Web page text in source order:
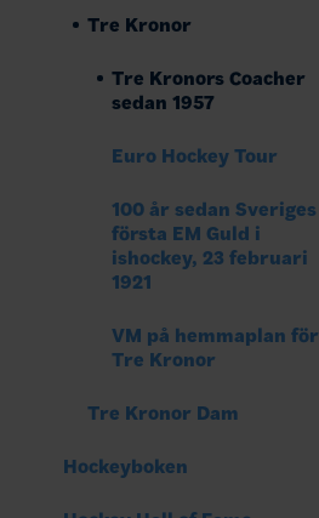
Tre Kronor
Tre Kronors Coacher
sedan 1957
Euro Hockey Tour
100 år sedan Sveriges
första EM Guld i
ishockey, 23 februari
1921
VM på hemmaplan för
Tre Kronor
Tre Kronor Dam
Hockeyboken